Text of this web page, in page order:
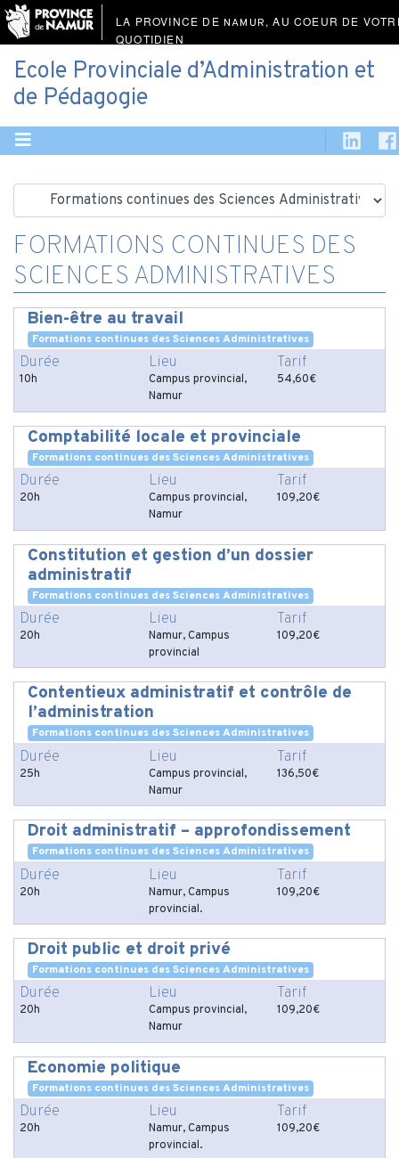
LA PROVINCE DE NAMUR, AU COEUR DE
QUOTIDIEN
Ecole Provinciale d’Administration et
de Pédagogie
FORMATIONS CONTINUES DES
SCIENCES ADMINISTRATIVES
Bien-être au travail
Formations continues des Sciences Administratives
Durée
10h
Lieu
Campus provincial,
Namur
Tarif
54,60€
Comptabilité locale et provinciale
Formations continues des Sciences Administratives
Durée
20h
Lieu
Campus provincial,
Namur
Tarif
109,20€
Constitution et gestion d’un dossier
administratif
Formations continues des Sciences Administratives
Durée
20h
Lieu
Namur, Campus
provincial
Tarif
109,20€
Contentieux administratif et contrôle de
l’administration
Formations continues des Sciences Administratives
Durée
25h
Lieu
Campus provincial,
Namur
Tarif
136,50€
Droit administratif – approfondissement
Formations continues des Sciences Administratives
Durée
20h
Lieu
Namur, Campus
provincial.
Tarif
109,20€
Droit public et droit privé
Formations continues des Sciences Administratives
Durée
20h
Lieu
Campus provincial,
Namur
Tarif
109,20€
Economie politique
Formations continues des Sciences Administratives
Durée
20h
Lieu
Namur, Campus
provincial.
Tarif
109,20€